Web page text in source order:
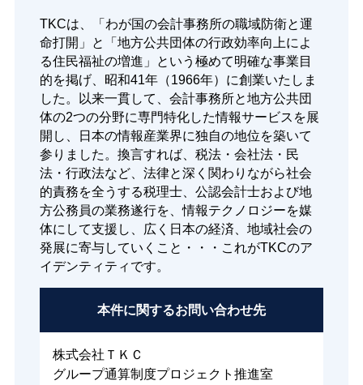
TKCは、「わが国の会計事務所の職域防衛と運
命打開」と「地方公共団体の行政効率向上によ
る住民福祉の増進」という極めて明確な事業目
的を掲げ、昭和41年（1966年）に創業いたしま
した。以来一貫して、会計事務所と地方公共団
体の2つの分野に専門特化した情報サービスを展
開し、日本の情報産業界に独自の地位を築いて
参りました。換言すれば、税法・会社法・民
法・行政法など、法律と深く関わりながら社会
的責務を全うする税理士、公認会計士および地
方公務員の業務遂行を、情報テクノロジーを媒
体にして支援し、広く日本の経済、地域社会の
発展に寄与していくこと・・・これがTKCのア
イデンティティです。
本件に関するお問い合わせ先
株式会社ＴＫＣ
グループ通算制度プロジェクト推進室